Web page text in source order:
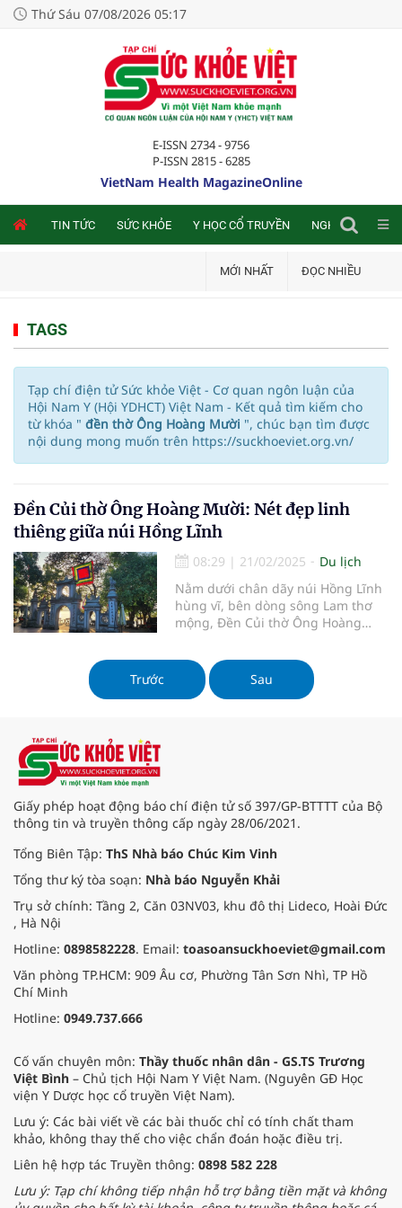
Thứ Sáu 07/08/2026 05:17
E-ISSN 2734 - 9756
P-ISSN 2815 - 6285
VietNam Health MagazineOnline
TIN TỨC SỨC KHỎE Y HỌC CỔ TRUYỀN NGHIÊN CỨU
MỚI NHẤT ĐỌC NHIỀU
TAGS
Tạp chí điện tử Sức khỏe Việt - Cơ quan ngôn luận của
Hội Nam Y (Hội YDHCT) Việt Nam - Kết quả tìm kiếm cho
từ khóa " đền thờ Ông Hoàng Mười ", chúc bạn tìm được
nội dung mong muốn trên https://suckhoeviet.org.vn/
Đền Củi thờ Ông Hoàng Mười: Nét đẹp linh
thiêng giữa núi Hồng Lĩnh
08:29 | 21/02/2025
Du lịch
Nằm dưới chân dãy núi Hồng Lĩnh
hùng vĩ, bên dòng sông Lam thơ
mộng, Đền Củi thờ Ông Hoàng
linh thiêng bậc nhất miền Trung.
Trước
Sau
Giấy phép hoạt động báo chí điện tử số 397/GP-BTTTT của Bộ
thông tin và truyền thông cấp ngày 28/06/2021.
Tổng Biên Tập: ThS Nhà báo Chúc Kim Vinh
Tổng thư ký tòa soạn: Nhà báo Nguyễn Khải
Trụ sở chính: Tầng 2, Căn 03NV03, khu đô thị Lideco, Hoài Đức
, Hà Nội
Hotline: 0898582228. Email: toasoansuckhoeviet@gmail.com
Văn phòng TP.HCM: 909 Âu cơ, Phường Tân Sơn Nhì, TP Hồ
Chí Minh
Hotline: 0949.737.666
Cố vấn chuyên môn: Thầy thuốc nhân dân - GS.TS Trương
Việt Bình – Chủ tịch Hội Nam Y Việt Nam. (Nguyên GĐ Học
viện Y Dược học cổ truyền Việt Nam).
Lưu ý: Các bài viết về các bài thuốc chỉ có tính chất tham
khảo, không thay thế cho việc chẩn đoán hoặc điều trị.
Liên hệ hợp tác Truyền thông: 0898 582 228
Lưu ý: Tạp chí không tiếp nhận hỗ trợ bằng tiền mặt và không